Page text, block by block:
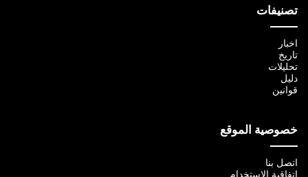
تصنيفات
اخبار
تاريخ
تحليلات
دليل
قوانين
خصوصية الموقع
اتصل بنا
اتفاقية الإستخدام